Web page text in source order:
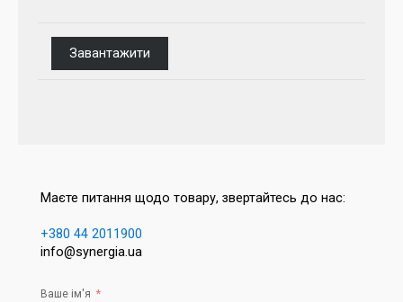
Завантажити
Маєте питання щодо товару, звертайтесь до нас:
+380 44 2011900
info@synergia.ua
Ваше ім'я